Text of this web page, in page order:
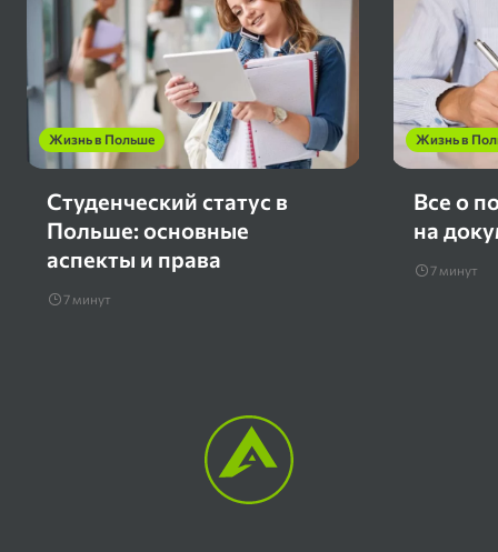
Жизнь в Польше
Студенческий статус в
Польше: основные
аспекты и права
7 минут
Жизнь в
Все о
на
7 минут